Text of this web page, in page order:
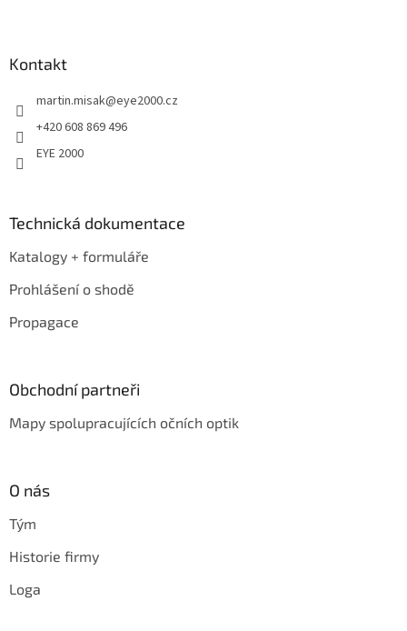
Kontakt
martin.misak@eye2000.cz
+420 608 869 496
EYE 2000
Technická dokumentace
Katalogy + formuláře
Prohlášení o shodě
Propagace
Obchodní partneři
Mapy spolupracujících očních optik
O nás
Tým
Historie firmy
Loga